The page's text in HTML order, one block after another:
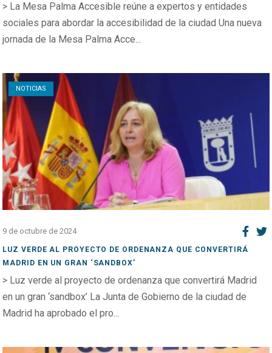
> La Mesa Palma Accesible reúne a expertos y entidades
sociales para abordar la accesibilidad de la ciudad Una nueva
jornada de la Mesa Palma Acce...
NOTICIAS
Open post
9 de octubre de 2024
LUZ VERDE AL PROYECTO DE ORDENANZA QUE CONVERTIRÁ
MADRID EN UN GRAN ‘SANDBOX’
> Luz verde al proyecto de ordenanza que convertirá Madrid
en un gran ‘sandbox’ La Junta de Gobierno de la ciudad de
Madrid ha aprobado el pro...
Open post